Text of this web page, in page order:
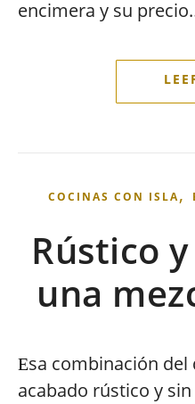
encimera y su
COCINAS CON ISLA,
Rústico
una
Esa combinación
acabado rústico y